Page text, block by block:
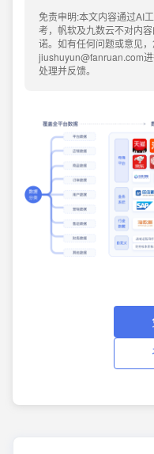
免责申明:本文内容通过AI
考，帆软及九数云不对内
诺。如有任何问题或意见
jiushuyun@fanruan.com
处理并反馈。